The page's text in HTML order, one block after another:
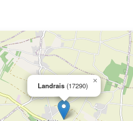
Landrais (17290)
×